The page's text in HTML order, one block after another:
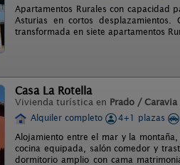
Apartamentos Rurales con capacidad
Asturias en cortos
transformada en siete apartamentos
Casa La Rotella
Vivienda turística en Prado / Caravia
Alquiler completo
4+1 plazas
Alojamiento entre el mar y la
cocina equipada, salón comedor y
dormitorio amplio con cama